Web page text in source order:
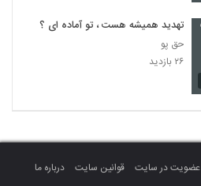
تهدید همیشه هست ، تو آماده ای ؟
حق پو
۲۶ بازدید
عضویت در سایت قوانین سایت
درباره ما